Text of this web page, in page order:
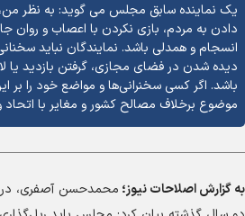
یک نماینده سابق مجلس می گوید: به نظر
دادن به مردم، بازی نکردن با اعصاب و روان
انسجام و همدلی باشد. نمایندگان نباید
دیده شدن در فضای مجازی، گرفتن بازدید یا
باشد. اگر کسی سخنرانی‌ها و مواضع خود را بر
موضوع برخلاف مصالح کشور و مغایر با
به گزارشاصلاحات نیوز؛ محمدحسن آصفری،